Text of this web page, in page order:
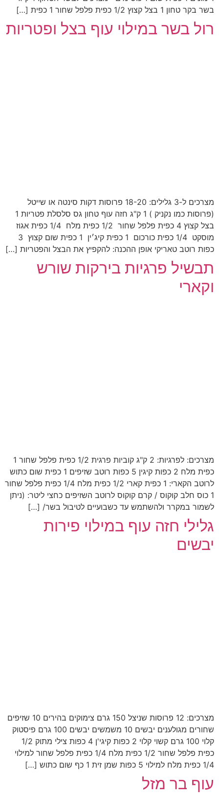
בשר בקר טחון 1 בצל קצוץ 1/2 כפית פלפל שחור 1 כפית […]
רול בשר במילוי עוף בצל ופטריות
מצרכים ל-3 גלילים: 18-20 פרוסות דקות סינטה או שייטל
(פרוסות כמו נקניק ) 1 ק"ג חזה עוף טחון גס סלסלת פטריות 1
בצל קצוץ 4 כפית פלפל שחור 1/2 כפית מלח 1/4 כפית אגוז
מוסקט 1/4 כפית כורכום 1 כפית קיג׳ין 1 כפית שום קצוץ 3
כפות רוטב טאריקי אופן ההכנה: להקפיץ את הבצל והפטריות […]
תבשיל פרגיות בירקות שורש
וקארי
מצרכים: לפרגיות: 2 ק"ג קוביות פרגית 1/2 כפית פלפל שחור 1
כפית מלח 2 כפות קיגין 5 כפות רוטב שזיפים 1 כפית שום כתוש
לרוטב הקארי: 1 כפית קארי 1/2 כפית מלח 1/4 כפית פלפל שחור
1 כוס חלב קוקוס / קרם קוקוס לרוטב השזיפים כחצי ליטר: (ניתן
לשמור במקרר ולהשתמש עד כשבועיים לטיבול בשר/ […]
גלילי חזה עוף במילוי פירות
יבשים
מצרכים: 12 פרוסות שניצל 150 גרם צימוקים בהירים 10 שזיפים
שחורים מגולענים יבשים 10 משמשים יבשים 100 גרם פיסטוק
קלוי 100 גרם קשוי קלוי 2 כפות קיגי'ן 4 כפות צילי מתוק 1/2
כפית פלפל שחור 1/2 כפית מלח 1/4 כפית פלפל שחור למילוי
1/4 כפית מלח למילוי 5 כפות שמן זית 1 כף שום כתוש […]
עוף בר מזל